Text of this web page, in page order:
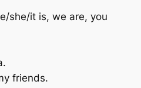
she/it is, we are, you
friends.